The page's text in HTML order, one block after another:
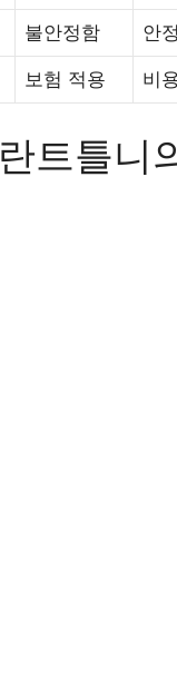
불안정함 안
보험 적용 비
트틀니